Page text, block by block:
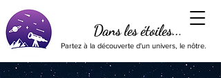
Dans les étoiles...
Partez à la découverte d'un univers, le nôtre.